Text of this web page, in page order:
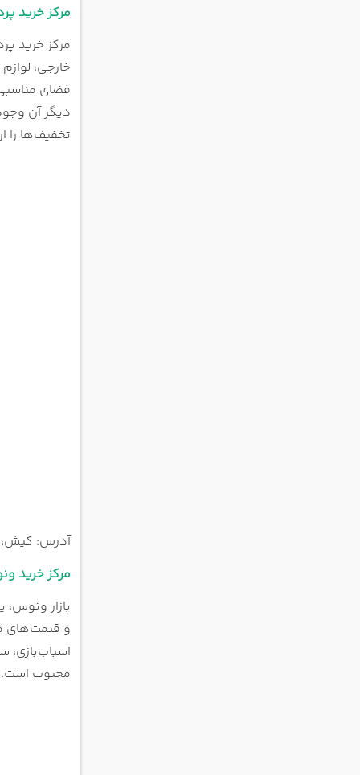
مرکز خرید
فضای
تخفیف‌ها را
آدرس: کیش،
مرکز خرید
بازار
و قیمت‌های
محبوب است.